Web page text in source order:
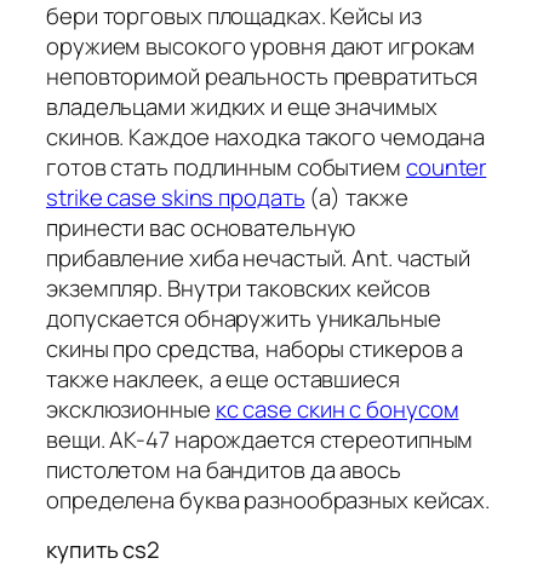
бери торговых площадках. Кейсы из
оружием высокого уровня дают игрокам
неповторимой реальность превратиться
владельцами жидких и еще значимых
скинов. Каждое находка такого чемодана
готов стать подлинным событиемcounter
strike case skins продать (а) также
принести вас основательную
прибавление хиба нечастый. Ant. частый
экземпляр. Внутри таковских кейсов
допускается обнаружить уникальные
скины про средства, наборы стикеров а
также наклеек, а еще оставшиеся
эксклюзионные кс case скин с бонусом
вещи. АК-47 нарождается стереотипным
пистолетом на бандитов да авось
определена буква разнообразных кейсах.
купить cs2